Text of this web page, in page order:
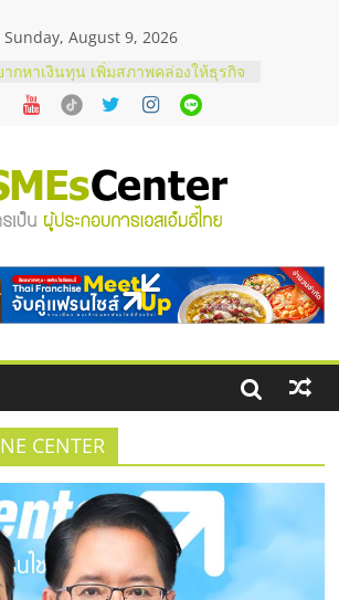
Sunday, August 9, 2026
ากหาเงินทุน เพิ่มสภาพคล่องให้ธุรกิจ
มยังไงให้ผ่านฉลุย
มนาออนไลน์ โอกาสบริหารสถานี
Meet Up จับคู่แฟรน
ส์ ครั้งที่ 8
นเครื่องเสียงคุณภาพสูง พร้อม
ษัท Cybersecurity ในไทยที่ไหนดี?
เลือกผู้ให้บริการให้คุ้มค่าและตอบ
ทย์ธุรกิจ
ไทย,
CENTER